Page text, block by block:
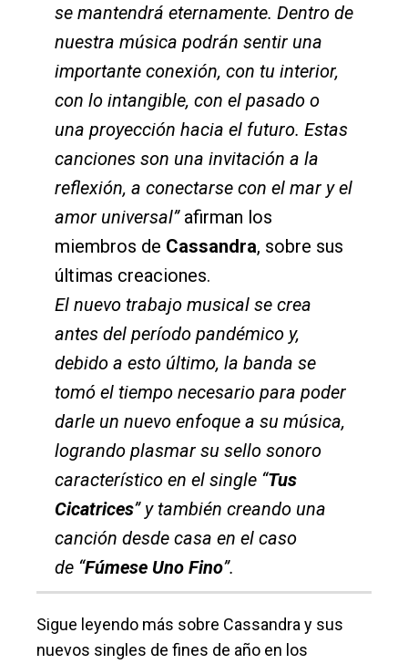
se mantendrá eternamente. Dentro de
nuestra música podrán sentir una
importante conexión, con tu interior,
con lo intangible, con el pasado o
una proyección hacia el futuro. Estas
canciones son una invitación a la
reflexión, a conectarse con el mar y el
amor universal” afirman los
miembros de Cassandra, sobre sus
últimas creaciones.
El nuevo trabajo musical se crea
antes del período pandémico y,
debido a esto último, la banda se
tomó el tiempo necesario para poder
darle un nuevo enfoque a su música,
logrando plasmar su sello sonoro
característico en el single “Tus
Cicatrices” y también creando una
canción desde casa en el caso
de “Fúmese Uno Fino”.
Sigue leyendo más sobre Cassandra y sus
nuevos singles de fines de año en los